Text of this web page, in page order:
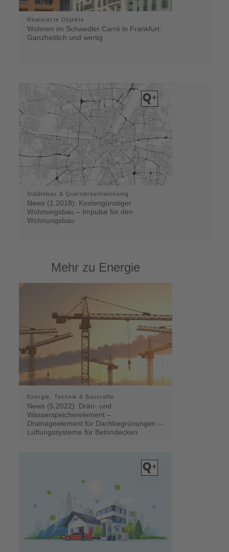
Realisierte Objekte
Wohnen im Schwedler Carré in Frankfurt:
Ganzheitlich und wertig
Städtebau & Quartiersentwicklung
News (1.2018): Kostengünstiger
Wohnungsbau – Impulse für den
Wohnungsbau
Mehr zu Energie
Energie, Technik & Baustoffe
News (5.2022): Drän- und
Wasserspeicherelement –
Drainageelement für Dachbegrünungen –
Lüftungssysteme für Betondecken